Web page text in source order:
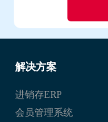
解决方案
进销存ERP
会员管理系统